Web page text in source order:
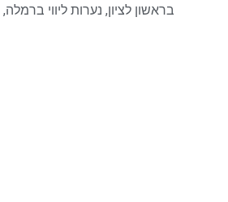
בראשון לציון, נערות ליווי ברמלה,